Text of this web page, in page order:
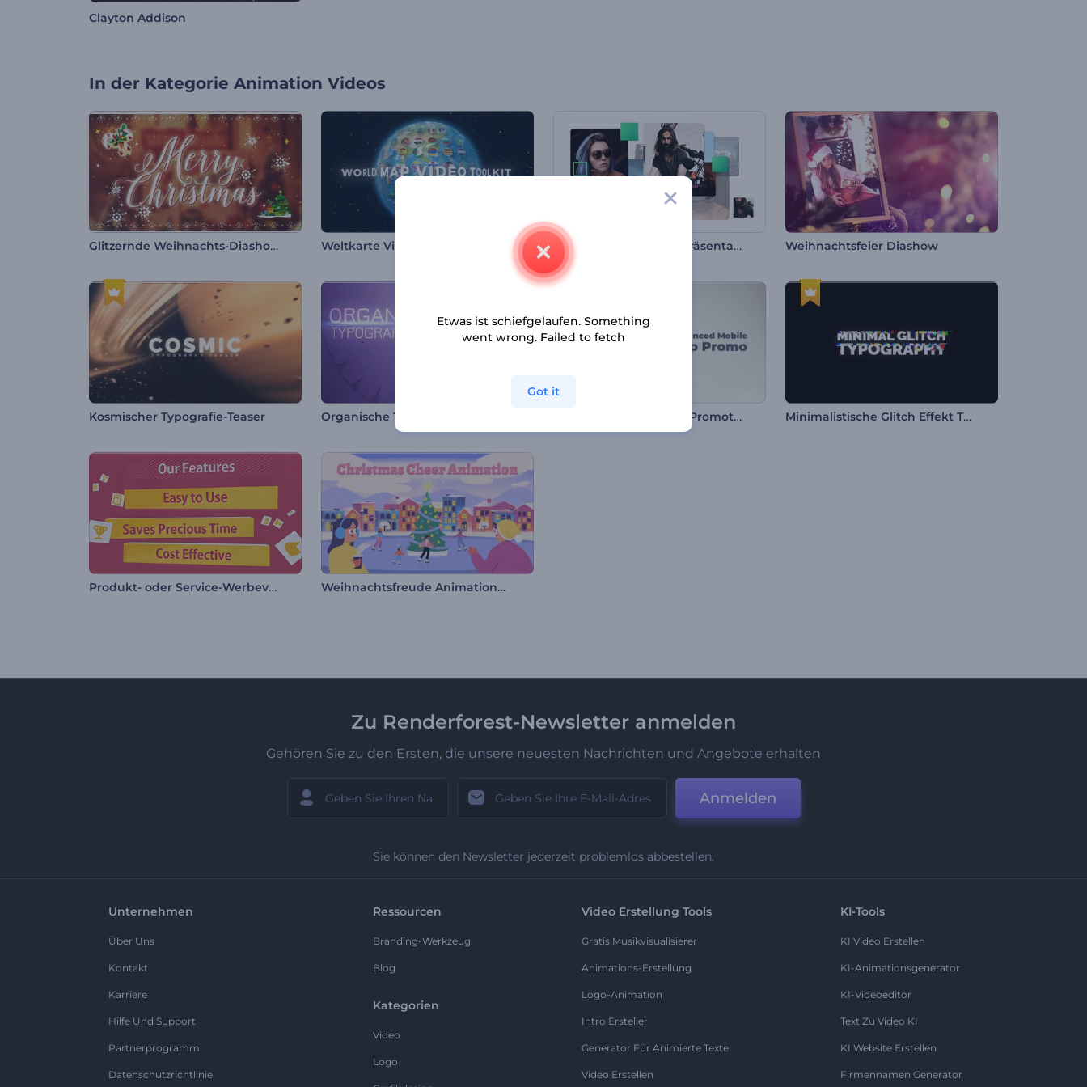
Clayton Addison
In der Kategorie Animation Videos
Glitzernde Weihnachts-Diashow Weltkarte Video Toolkit Schneller Opener für Präsentationen Weihnachtsfeier Diashow
Kosmischer Typografie-Teaser Organische Typografie Erweiterte Mobile App Promotion Minimalistische Glitch Effekt Typografie
Produkt- oder Service-Werbevideo Weihnachtsfreude Animationen
Zu Renderforest-Newsletter anmelden
Gehören Sie zu den Ersten, die unsere neuesten Nachrichten und Angebote erhalten
Anmelden
Sie können den Newsletter jederzeit problemlos abbestellen.
Unternehmen
Über Uns
Kontakt
Karriere
Hilfe Und Support
Partnerprogramm
Datenschutzrichtlinie
Ressourcen
Branding-Werkzeug
Blog
Kategorien
Video
Logo
Video Erstellung Tools
Gratis Musikvisualisierer
Animations-Erstellung
Logo-Animation
Intro Ersteller
Generator Für Animierte Texte
Video Erstellen
KI-Tools
KI Video Erstellen
KI-Animationsgenerator
KI-Videoeditor
Text Zu Video KI
KI Website Erstellen
Firmennamen Generator
Etwas ist schiefgelaufen. Something
went wrong. Failed to fetch
Got it